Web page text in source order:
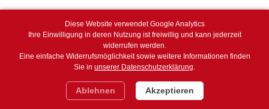
Telefon 0561 7889 46700
DATENSCHUTZ
Diese Website verwendet Google Analytics
Ihre Einwilligung in deren Nutzung ist freiwillig und kann jederzeit
widerrufen werden.
Eine einfache Widerrufsmöglichkeit sowie weitere Informationen finden
Sie in unserer Datenschutzerklärung.
Ablehnen Akzeptieren